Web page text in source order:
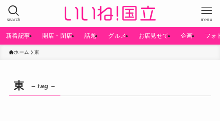
search menu
新着記事 開店・閉店 話題 グルメ お店見せて 企画 フォ
ホーム 東
東 – tag –